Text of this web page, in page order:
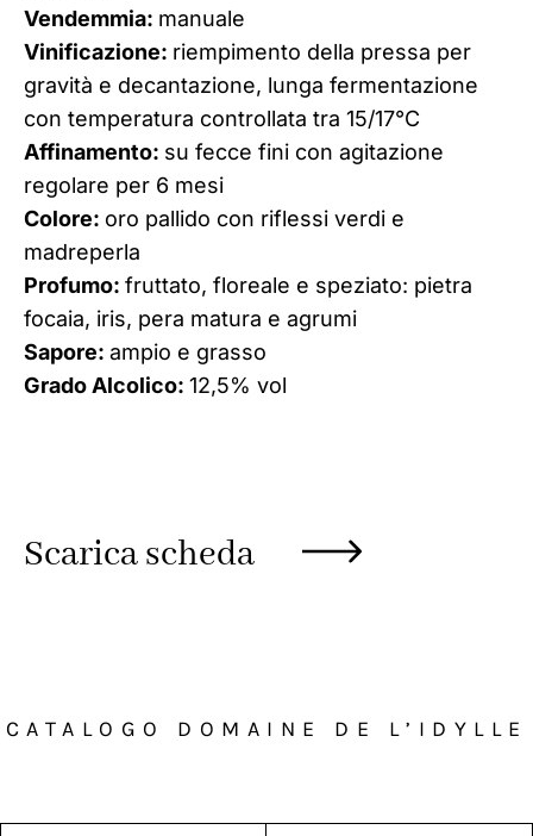
Vendemmia: manuale
Vinificazione: riempimento della pressa per
gravità e decantazione, lunga fermentazione
con temperatura controllata tra 15/17°C
Affinamento: su fecce fini con agitazione
regolare per 6 mesi
Colore: oro pallido con riflessi verdi e
madreperla
Profumo: fruttato, floreale e speziato: pietra
focaia, iris, pera matura e agrumi
Sapore: ampio e grasso
Grado Alcolico: 12,5% vol
Scarica scheda
CATALOGO DOMAINE DE L’IDYLLE